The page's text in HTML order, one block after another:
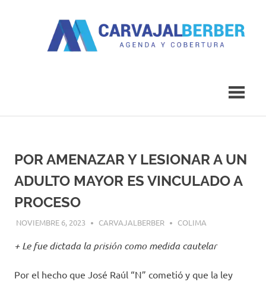
POR AMENAZAR Y LESIONAR A UN
ADULTO MAYOR ES VINCULADO A
PROCESO
NOVIEMBRE 6, 2023 CARVAJALBERBER COLIMA
+ Le fue dictada la prisión como medida cautelar
Por el hecho que José Raúl “N” cometió y que la ley